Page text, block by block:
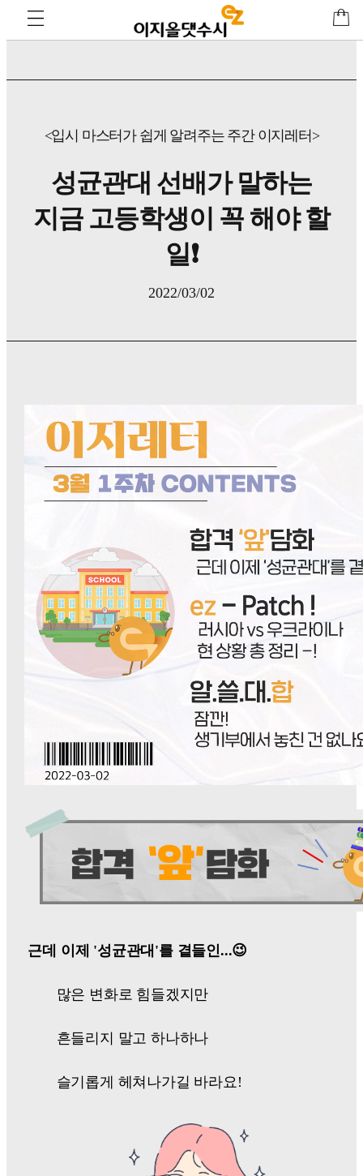
<입시 마스터가 쉽게 알려주는 주간 이지레터>
성균관대 선배가 말하는
지금 고등학생이 꼭 해야 할
일❗
2022/03/02
근데 이제 '성균관대'를 곁들인...😉
많은 변화로 힘들겠지만
흔들리지 말고 하나하나
슬기롭게 헤쳐나가길 바라요!